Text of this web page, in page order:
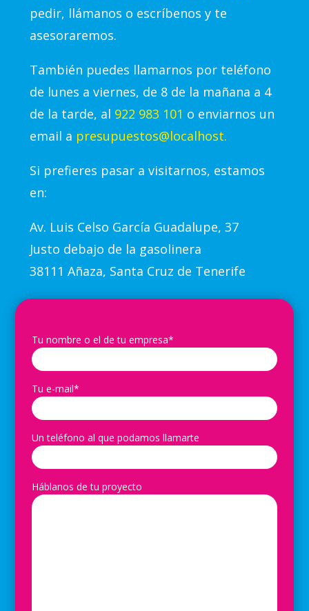
pedir, llámanos o escríbenos y te
asesoraremos.
También puedes llamarnos por teléfono
de lunes a viernes, de 8 de la mañana a 4
de la tarde, al 922 983 101 o enviarnos un
email a presupuestos@localhost.
Si prefieres pasar a visitarnos, estamos
en:
Av. Luis Celso García Guadalupe, 37
Justo debajo de la gasolinera
38111 Añaza, Santa Cruz de Tenerife
Tu nombre o el de tu empresa*
Tu e-mail*
Un teléfono al que podamos llamarte
Háblanos de tu proyecto